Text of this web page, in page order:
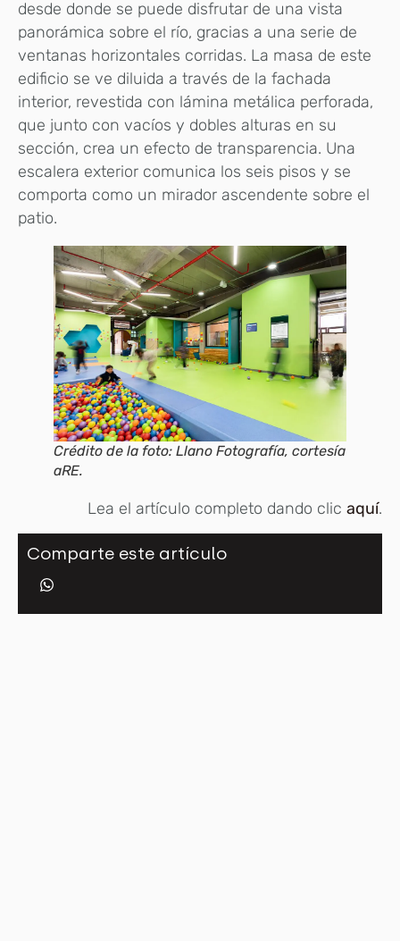
desde donde se puede disfrutar de una vista
panorámica sobre el río, gracias a una serie de
ventanas horizontales corridas. La masa de este
edificio se ve diluida a través de la fachada
interior, revestida con lámina metálica perforada,
que junto con vacíos y dobles alturas en su
sección, crea un efecto de transparencia. Una
escalera exterior comunica los seis pisos y se
comporta como un mirador ascendente sobre el
patio.
Crédito de la foto: Llano Fotografía, cortesía
aRE.
Lea el artículo completo dando clic aquí.
Comparte este artículo